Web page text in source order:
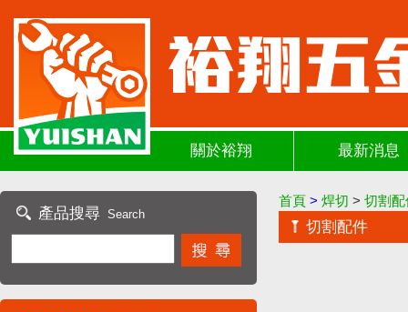
關於裕翔 最新消息
產品搜尋 Search
首頁 > 焊切 > 切割配
切割配件